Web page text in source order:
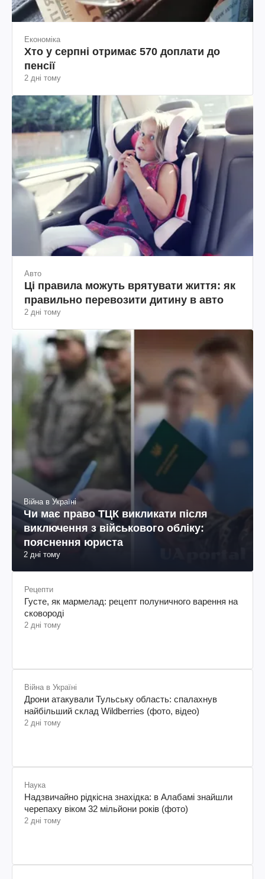
Економіка
Хто у серпні отримає 570 доплати до
пенсії
2 дні тому
Авто
Ці правила можуть врятувати життя: як
правильно перевозити дитину в авто
2 дні тому
Війна в Україні
Чи має право ТЦК викликати після
виключення з військового обліку:
пояснення юриста
2 дні тому
Рецепти
Густе, як мармелад: рецепт полуничного варення на
сковороді
2 дні тому
Війна в Україні
Дрони атакували Тульську область: спалахнув
найбільший склад Wildberries (фото, відео)
2 дні тому
Наука
Надзвичайно рідкісна знахідка: в Алабамі знайшли
черепаху віком 32 мільйони років (фото)
2 дні тому